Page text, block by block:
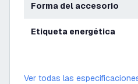
Forma del accesorio
Etiqueta energética
Ver todas las